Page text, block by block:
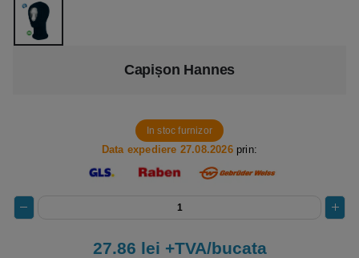
Capișon Hannes
In stoc furnizor
Data expediere 27.08.2026prin:
27.86 lei +TVA/bucata